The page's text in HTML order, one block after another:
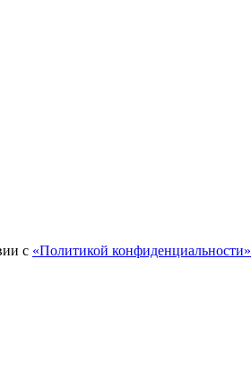
с «Политикой конфиденциальности»